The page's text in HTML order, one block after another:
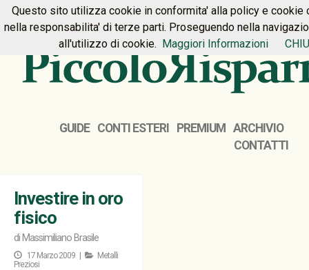
HOME PREMIUM CONTATTI
GUIDE CONTI ESTERI PREMIUM
ARCHIVIO
CONTATTI
Investire in oro
fisico
di Massimiliano Brasile
17 Marzo 2009 |
Metalli
Preziosi
Questo sito utilizza cookie in conformita' alla policy e cookie
nella responsabilita' di terze parti. Proseguendo nella
all'utilizzo di cookie. Maggiori Informazioni